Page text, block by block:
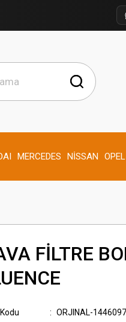
MERCEDES NİSSAN OPEL
FİLTRE
ORJINAL-